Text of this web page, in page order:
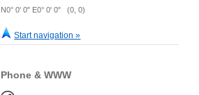
N0° 0' 0" E0° 0' 0" (0, 0)
Start navigation »
Phone & WWW